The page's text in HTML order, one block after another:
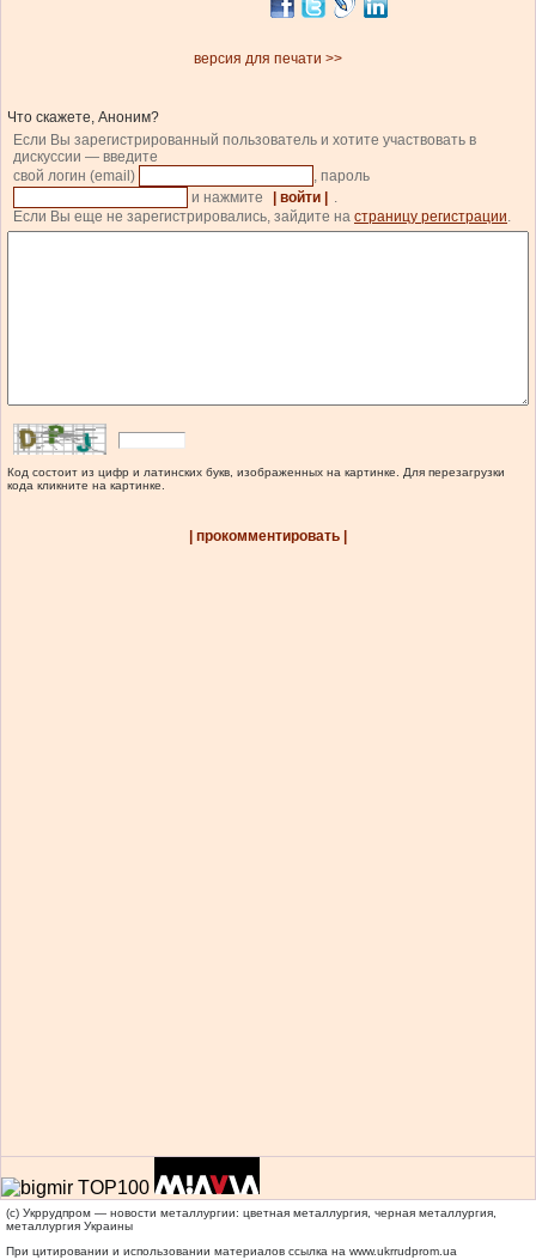
версия для печати >>
Что скажете, Аноним?
Если Вы зарегистрированный пользователь и хотите участвовать в
дискуссии — введите
свой логин (email)
, пароль
и нажмите
| войти |
.
Если Вы еще не зарегистрировались, зайдите на страницу регистрации.
Код состоит из цифр и латинских букв, изображенных на картинке. Для перезагрузки
кода кликните на картинке.
| прокомментировать |
(c) Укррудпром — новости металлургии: цветная металлургия, черная металлургия,
металлургия Украины
При цитировании и использовании материалов ссылка на www.ukrrudprom.ua